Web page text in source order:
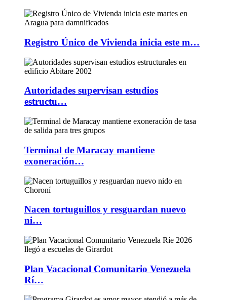
Registro Único de Vivienda inicia este m…
Autoridades supervisan estudios
estructu…
Terminal de Maracay mantiene
exoneración…
Nacen tortuguillos y resguardan nuevo
ni…
Plan Vacacional Comunitario Venezuela
Rí…